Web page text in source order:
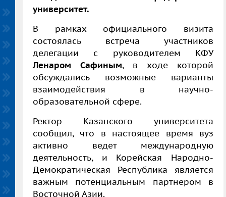
университет.
В рамках официального визита
состоялась встреча участников
делегации с руководителем КФУ
Ленаром Сафиным, в ходе которой
обсуждались возможные варианты
взаимодействия в научно-
образовательной сфере.
Ректор Казанского университета
сообщил, что в настоящее время вуз
активно ведет международную
деятельность, и Корейская Народно-
Демократическая Республика является
важным потенциальным партнером в
Восточной Азии.